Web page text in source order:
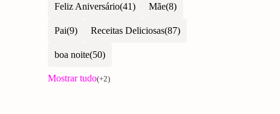
Feliz Aniversário Mãe
Pai Receitas Deliciosas
boa noite